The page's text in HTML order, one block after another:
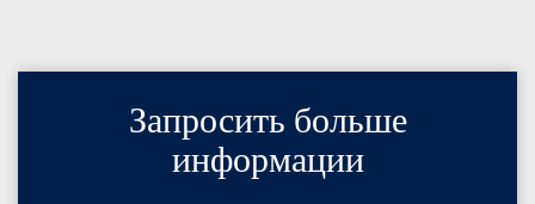
Запросить больше
информации